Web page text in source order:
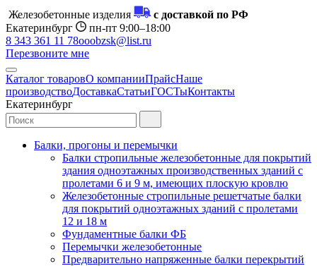
Железобетонные изделия
с доставкой по РФ
Екатеринбург
пн-пт 9:00–18:00
8 343 361 11 78ooobzsk@list.ru
Перезвоните мне
Каталог товаровО компанииПрайсНаше
производствоДоставкаСтатьиГОСТыКонтакты
Екатеринбург
Балки, прогоны и перемычки
Балки стропильные железобетонные для покрытий
здания одноэтажных производственных зданий с
пролетами 6 и 9 м, имеющих плоскую кровлю
Железобетонные стропильные решетчатые балки
для покрытий одноэтажных зданий с пролетами
12 и 18 м
Фундаментные балки ФБ
Перемычки железобетонные
Предварительно напряженные балки перекрытий